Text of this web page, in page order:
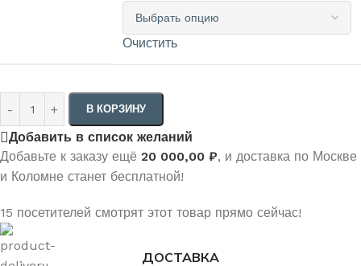
Очистить
В КОРЗИНУ
Добавить в список желаний
Добавьте к заказу ещё 20 000,00 ₽, и доставка по Москве
и Коломне станет бесплатной!
15 посетителей смотрят этот товар прямо сейчас!
ДОСТАВКА